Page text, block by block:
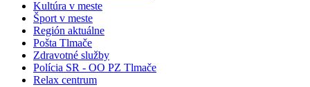
Kultúra v meste
Šport v meste
Región aktuálne
Pošta Tlmače
Zdravotné služby
Polícia SR - OO PZ Tlmače
Relax centrum